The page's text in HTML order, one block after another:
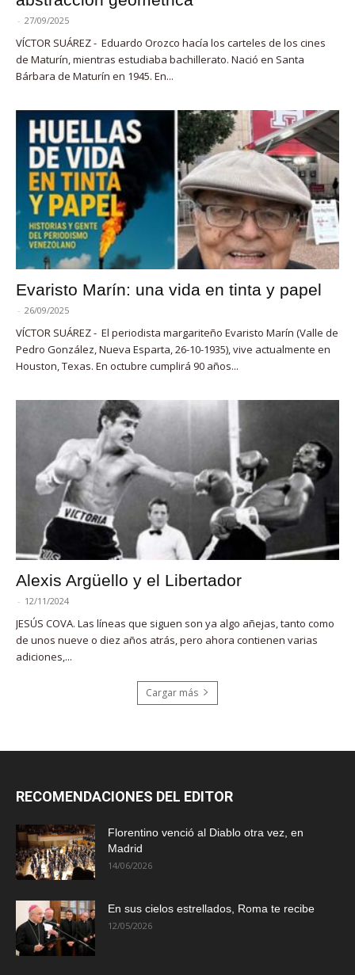
- 27/09/2025
VÍCTOR SUÁREZ - Eduardo Orozco hacía los carteles de los cines
de Maturín, mientras estudiaba bachillerato. Nació en Santa
Bárbara de Maturín en 1945. En...
Evaristo Marín: una vida en tinta y papel
- 26/09/2025
VÍCTOR SUÁREZ - El periodista margariteño Evaristo Marín (Valle de
Pedro González, Nueva Esparta, 26-10-1935), vive actualmente en
Houston, Texas. En octubre cumplirá 90 años...
Alexis Argüello y el Libertador
- 12/11/2024
JESÚS COVA. Las líneas que siguen son ya algo añejas, tanto como
de unos nueve o diez años atrás, pero ahora contienen varias
adiciones,...
Cargar más
RECOMENDACIONES DEL EDITOR
Florentino venció al Diablo otra vez, en
Madrid
14/06/2026
En sus cielos estrellados, Roma te recibe
12/05/2026